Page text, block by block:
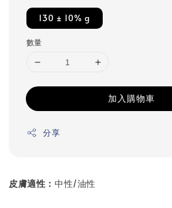
130 ± 10% g
數量
加入購物車
分享
皮膚適性： 中性/油性